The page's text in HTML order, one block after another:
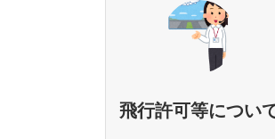
飛行許可等につい